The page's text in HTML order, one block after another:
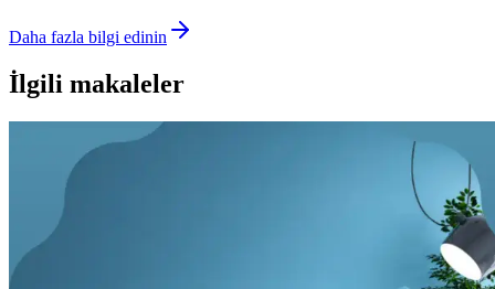
Daha fazla bilgi edinin
İlgili makaleler